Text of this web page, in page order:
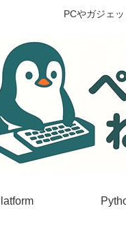
PCやガジェ